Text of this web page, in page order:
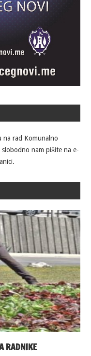
na rad Komunalno
nam pišite na e-
RADNIKE